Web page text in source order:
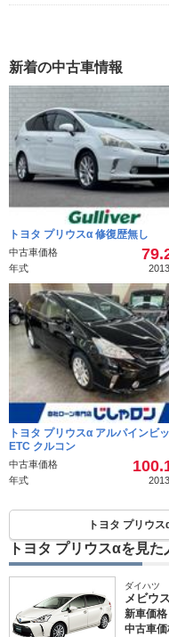
新着の中古車情報
トヨタ プリウスα 修復歴無し
中古車価格
年式
トヨタ プリウスα アルパインビ
ETC クルコン
中古車価格
年式
トヨタ プリウ
トヨタ プリウスαを見
ダイハツ
メビウス
新車価格
中古車